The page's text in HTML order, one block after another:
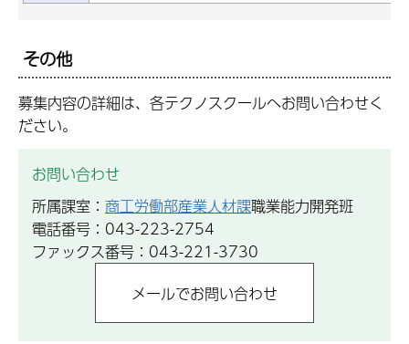
その他
募集内容の詳細は、各テクノスクールへお問い合わせく
ださい。
お問い合わせ
所属課室： 商工労働部産業人材課職業能力開発班
電話番号：043-223-2754
ファックス番号：043-221-3730